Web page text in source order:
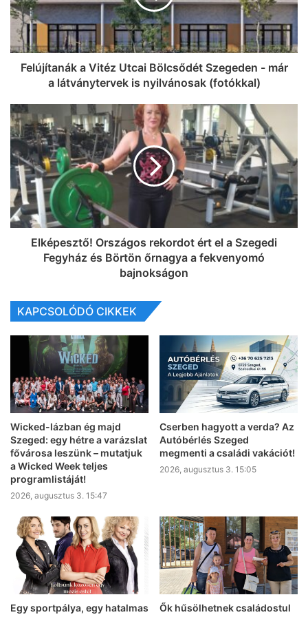
Felújítanák a Vitéz Utcai Bölcsődét Szegeden - már
a látványtervek is nyilvánosak (fotókkal)
Elképesztő! Országos rekordot ért el a Szegedi
Fegyház és Börtön őrnagya a fekvenyomó
bajnokságon
KAPCSOLÓDÓ CIKKEK
Wicked-lázban ég majd
Szeged: egy hétre a varázslat
fővárosa leszünk – mutatjuk
a Wicked Week teljes
programlistáját!
2026, augusztus 3. 15:47
Cserben hagyott a verda? Az
Autóbérlés Szeged
megmenti a családi vakációt!
2026, augusztus 3. 15:05
Egy sportpálya, egy hatalmas
Ők hűsölhetnek családostul